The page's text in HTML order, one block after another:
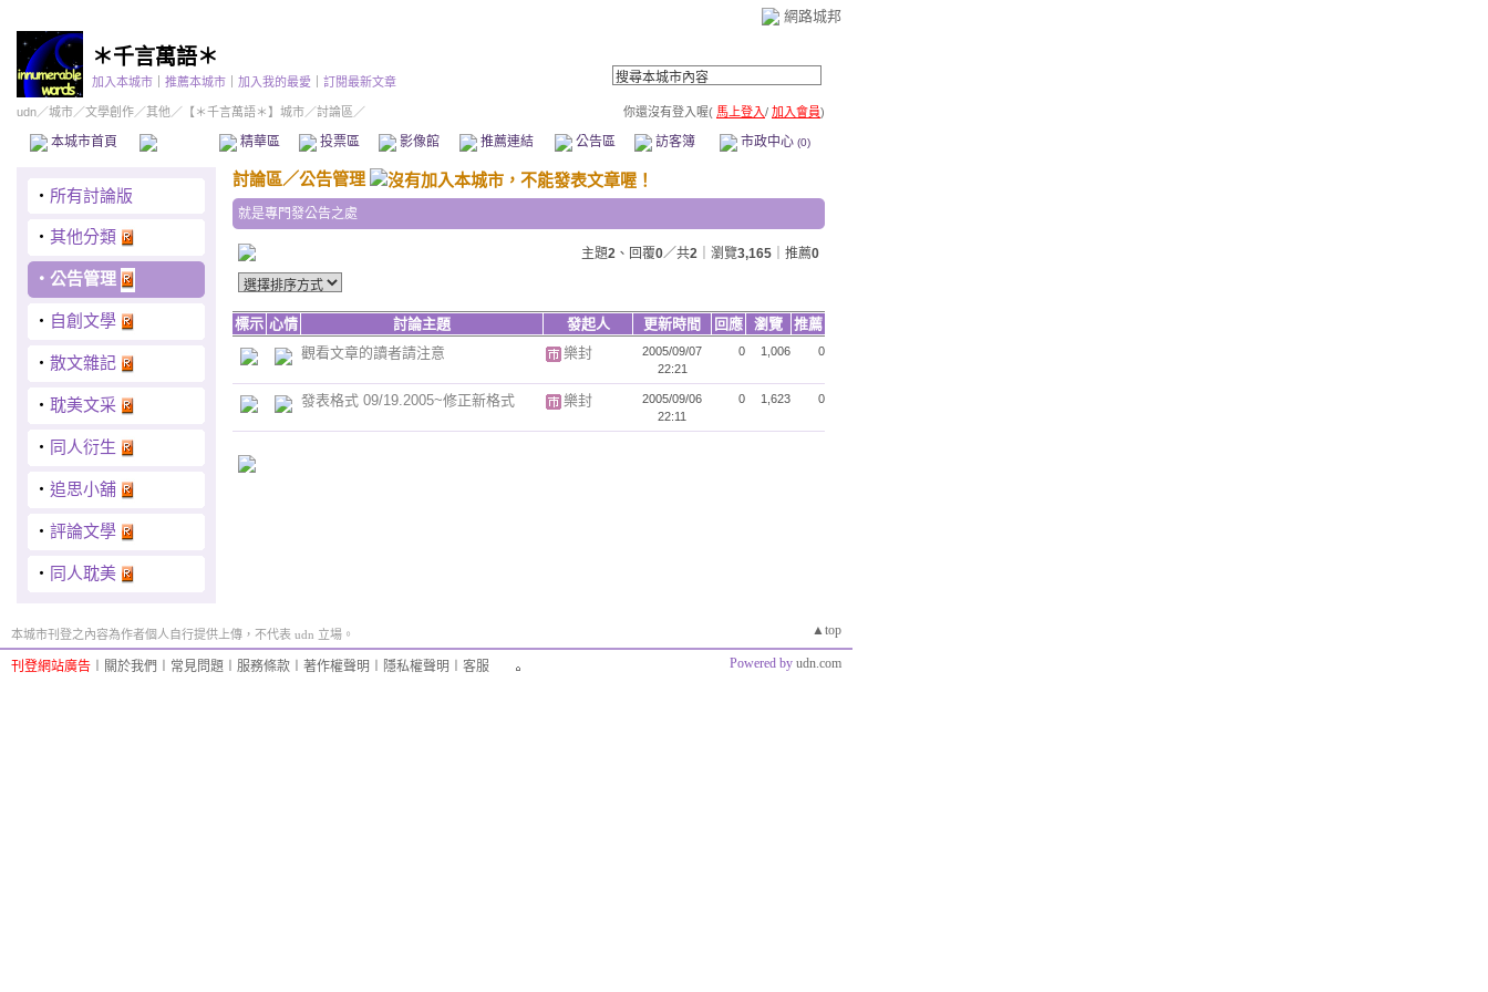
網路城邦
＊千言萬語＊
加入本城市 推薦本城市 加入我的最愛 訂閱最新文章
udn／城市／文學創作／其他 ／ 【＊千言萬語＊】城市／討論區／ 你還沒有登入喔( 馬上登入/ 加入會員)
本城市首頁 精華區 投票區 影像館 推薦連結 公告區 訪客簿 市政中心 (0)
‧ 所有討論版
‧ 其他分類
‧ 公告管理
‧ 自創文學
‧ 散文雜記
‧ 耽美文采
‧ 同人衍生
‧ 追思小舖
‧ 評論文學
‧ 同人耽美
討論區／公告管理
就是專門發公告之處
主題2 、回覆0／共2 ｜瀏覽3,165 ｜推薦0
標示 心情 討論主題 發起人 更新時間 回應 瀏覽
推薦
觀看文章的讀者請注意
樂封
2005/09/07
22:21
0 1,006 0
發表格式 09/19.2005~修正新格式 樂封
2005/09/06
22:11
0 1,623 0
▲top
本城市刊登之內容為作者個人自行提供上傳，不代表 udn 立場。
刊登網站廣告 關於我們 常見問題 服務條款 著作權聲明 隱私權聲明 客服 Powered by udn.com